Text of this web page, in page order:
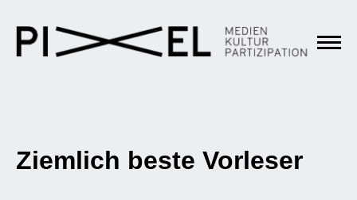
Ziemlich beste Vorleser